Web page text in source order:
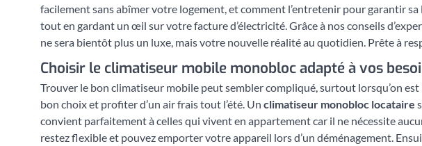
facilement sans abîmer votre logement, et comment l’entretenir pour garantir
tout en gardant un œil sur votre facture d’électricité. Grâce à nos conseils
ne sera bientôt plus un luxe, mais votre nouvelle réalité au quotidien. Prête à
Choisir le climatiseur mobile monobloc adapté à vos
Trouver le bon climatiseur mobile peut sembler compliqué, surtout lorsqu’on
bon choix et profiter d’un air frais tout l’été. Un climatiseur monobloc locataire
convient parfaitement à celles qui vivent en appartement car il ne nécessite
restez flexible et pouvez emporter votre appareil lors d’un déménagement.